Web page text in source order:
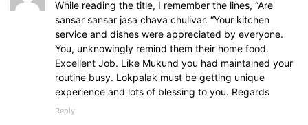
While reading the title, I remember the lines, “Are
sansar sansar jasa chava chulivar. “Your kitchen
service and dishes were appreciated by everyone.
You, unknowingly remind them their home food.
Excellent Job. Like Mukund you had maintained your
routine busy. Lokpalak must be getting unique
experience and lots of blessing to you. Regards
Reply